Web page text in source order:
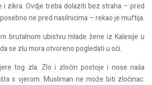
i zikra. Ovdje treba dolaziti bez straha – pred
ne pred nasilnicima – rekao je muftija.
brutalnom ubistvu mlade žene iz Kalesije u
se zlu mora otvoreno pogledati u oči.
tog zla. Zlo i zločin postoje i nose naša
s vjerom. Musliman ne može biti zločinac.